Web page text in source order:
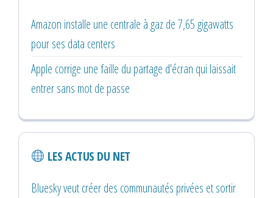
Amazon installe une centrale à gaz de 7,65 gigawatts
pour ses data centers
Apple corrige une faille du partage d'écran qui laissait
entrer sans mot de passe
LES ACTUS DU NET
Bluesky veut créer des communautés privées et sortir